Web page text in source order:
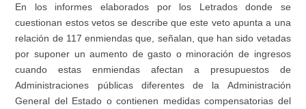
En los informes elaborados por los Letrados donde se
cuestionan estos vetos se describe que este veto apunta a una
relación de 117 enmiendas que, señalan, que han sido vetadas
por suponer un aumento de gasto o minoración de ingresos
cuando estas enmiendas afectan a presupuestos de
Administraciones públicas diferentes de la Administración
General del Estado o contienen medidas compensatorias del